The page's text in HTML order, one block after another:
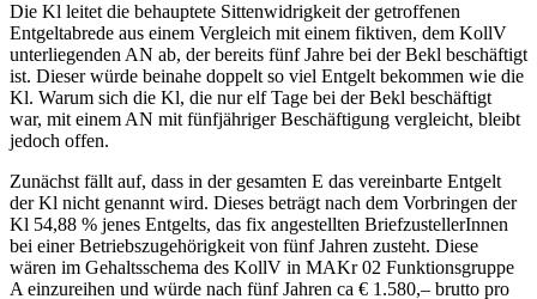
Die Kl leitet die behauptete Sittenwidrigkeit der getroffenen
Entgeltabrede aus einem Vergleich mit einem fiktiven, dem KollV
unterliegenden AN ab, der bereits fünf Jahre bei der Bekl beschäftigt
ist. Dieser würde beinahe doppelt so viel Entgelt bekommen wie die
Kl. Warum sich die Kl, die nur elf Tage bei der Bekl beschäftigt
war, mit einem AN mit fünfjähriger Beschäftigung vergleicht, bleibt
jedoch offen.
Zunächst fällt auf, dass in der gesamten E das vereinbarte Entgelt
der Kl nicht genannt wird. Dieses beträgt nach dem Vorbringen der
Kl 54,88 % jenes Entgelts, das fix angestellten BriefzustellerInnen
bei einer Betriebszugehörigkeit von fünf Jahren zusteht. Diese
wären im Gehaltsschema des KollV in MAKr 02 Funktionsgruppe
A einzureihen und würde nach fünf Jahren ca € 1.580,– brutto pro